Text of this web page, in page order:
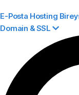
E-Posta Hosting
Domain & SSL